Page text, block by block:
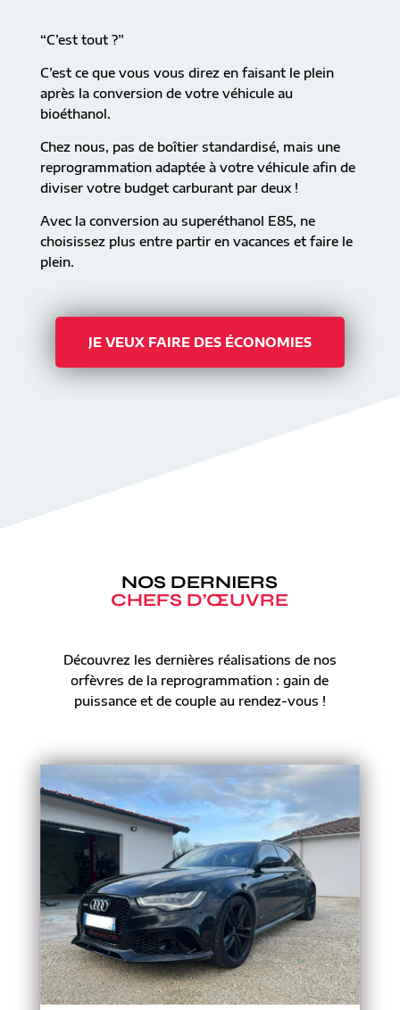
“C’est tout ?”
C’est ce que vous vous direz en faisant le plein
après la conversion de votre véhicule au
bioéthanol.
Chez nous, pas de boîtier standardisé, mais une
reprogrammation adaptée à votre véhicule afin de
diviser votre budget carburant par deux !
Avec la conversion au superéthanol E85, ne
choisissez plus entre partir en vacances et faire le
plein.
JE VEUX FAIRE DES ÉCONOMIES
NOS DERNIERS
CHEFS D’ŒUVRE
Découvrez les dernières réalisations de nos
orfèvres de la reprogrammation : gain de
puissance et de couple au rendez-vous !